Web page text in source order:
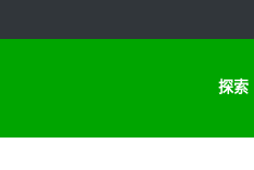
探索